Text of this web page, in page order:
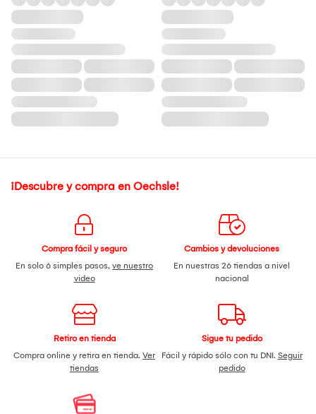
¡Descubre y compra en Oechsle!
Compra fácil y seguro
En solo 6 simples pasos, ve nuestro
video
Cambios y devoluciones
En nuestras 26 tiendas a nivel
nacional
Retiro en tienda
Compra online y retira en tienda. Ver
tiendas
Sigue tu pedido
Fácil y rápido sólo con tu DNI. Seguir
pedido